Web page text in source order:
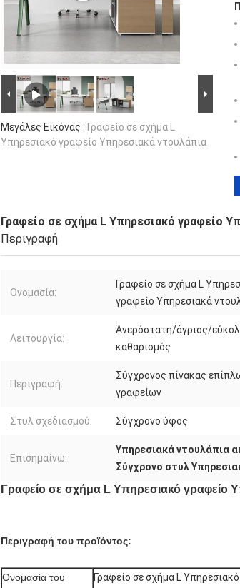
Μεγάλες Εικόνας : Γραφείο σε σχήμα L
Υπηρεσιακό γραφείο Υπηρεσιακά ντουλάπια
Γραφείο σε σχήμα L Υπηρεσιακό γραφείο
Περιγραφή
Ονομασία:
Γραφείο σε σχήμα L
γραφείο Υπηρεσιακά
Λειτουργία:
Ανερόστατη/άγριος/
καθαρισμός
Περιγραφή:
Σύγχρονος πίνακας
γραφείων
Στυλ σχεδιασμού: Σύγχρονο ύφος
Επισημαίνω:
Υπηρεσιακά ντουλάπια
Σύγχρονο στυλ
Γραφείο σε σχήμα L Υπηρεσιακό γραφείο
Περιγραφή του προϊόντος:
Ονομασία του
Γραφείο σε σχήμα L